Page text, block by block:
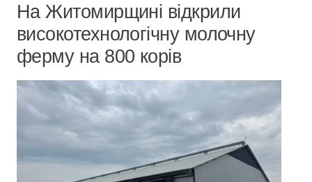
На Житомирщині відкрили
високотехнологічну молочну
ферму на 800 корів